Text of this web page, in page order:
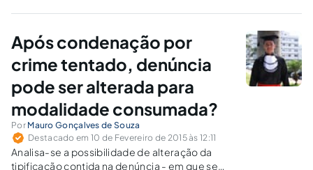
critérios objetivos de imputação e denunciar
Após condenação por
crime tentado, denúncia
pode ser alterada para
modalidade consumada?
Por Mauro Gonçalves de Souza
Destacado em 10 de Fevereiro de 2015 às 12:11
Analisa-se a possibilidade de alteração da
tipificação contida na denúncia - em que se